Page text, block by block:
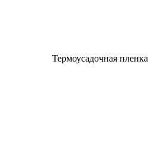
Термоусадочная пленка